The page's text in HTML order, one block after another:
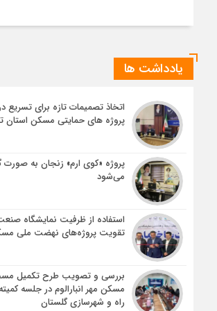
یادداشت ها
اتخاذ تصمیمات تازه برای تسریع
پروژه های حمایتی مسکن استان
پروژه «کوی ارم» زنجان به
می‌شود
استفاده از ظرفیت نمایشگاه
تقویت پروژه‌های نهضت ملی
بررسی و تصویب طرح تکمیل
مسکن مهر انبارالوم در جلسه
راه و شهرسازی گلستان